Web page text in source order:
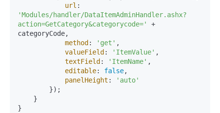
url
'Modules/handler/DataItemAdminHandler.ashx?
action=GetCategory&categorycode='
+
categoryCode,
method : 'get' ,
valueField : 'ItemValue' ,
textField : 'ItemName' ,
editable: false,
panelHeight :
'auto'
}